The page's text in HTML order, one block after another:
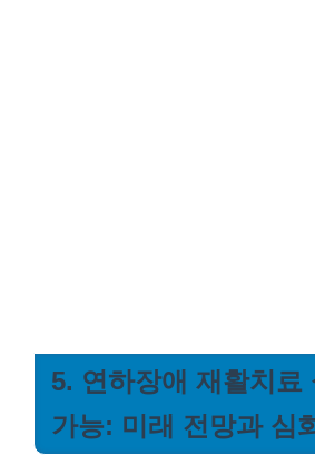
5. 연하장애 재활치료
가능: 미래 전망과 심